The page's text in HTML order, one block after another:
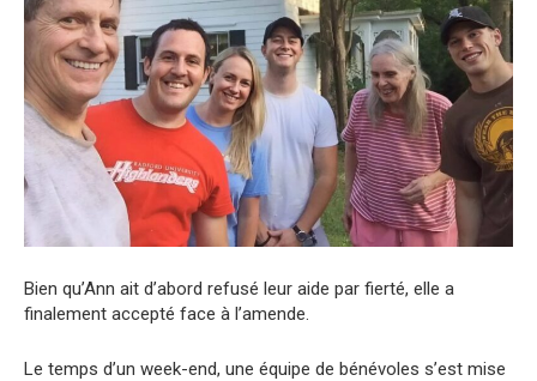
Bien qu’Ann ait d’abord refusé leur aide par fierté, elle a
finalement accepté face à l’amende.
Le temps d’un week-end, une équipe de bénévoles s’est mise